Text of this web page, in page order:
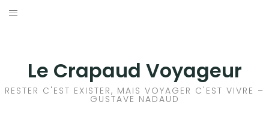
Aller
Le Crapaud Voyageur
RESTER C'EST EXISTER, MAIS VOYAGER C'EST VIVRE –
GUSTAVE NADAUD
EUROPE